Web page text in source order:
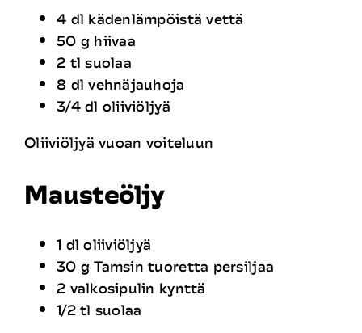
Yhteystiedot
4 dl kädenlämpöistä vettä
50 g hiivaa
2 tl suolaa
8 dl vehnäjauhoja
3/4 dl oliiviöljyä
Oliiviöljyä vuoan voiteluun
Mausteöljy
1 dl oliiviöljyä
30 g Tamsin tuoretta persiljaa
2 valkosipulin kynttä
1/2 tl suolaa